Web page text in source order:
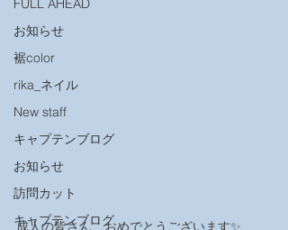
FULL AHEAD
お知らせ
裾color
rika_ネイル
New staff
キャプテンブログ
お知らせ
訪問カット
キャプテンブログ
成人の皆さん、おめでとうございます✨